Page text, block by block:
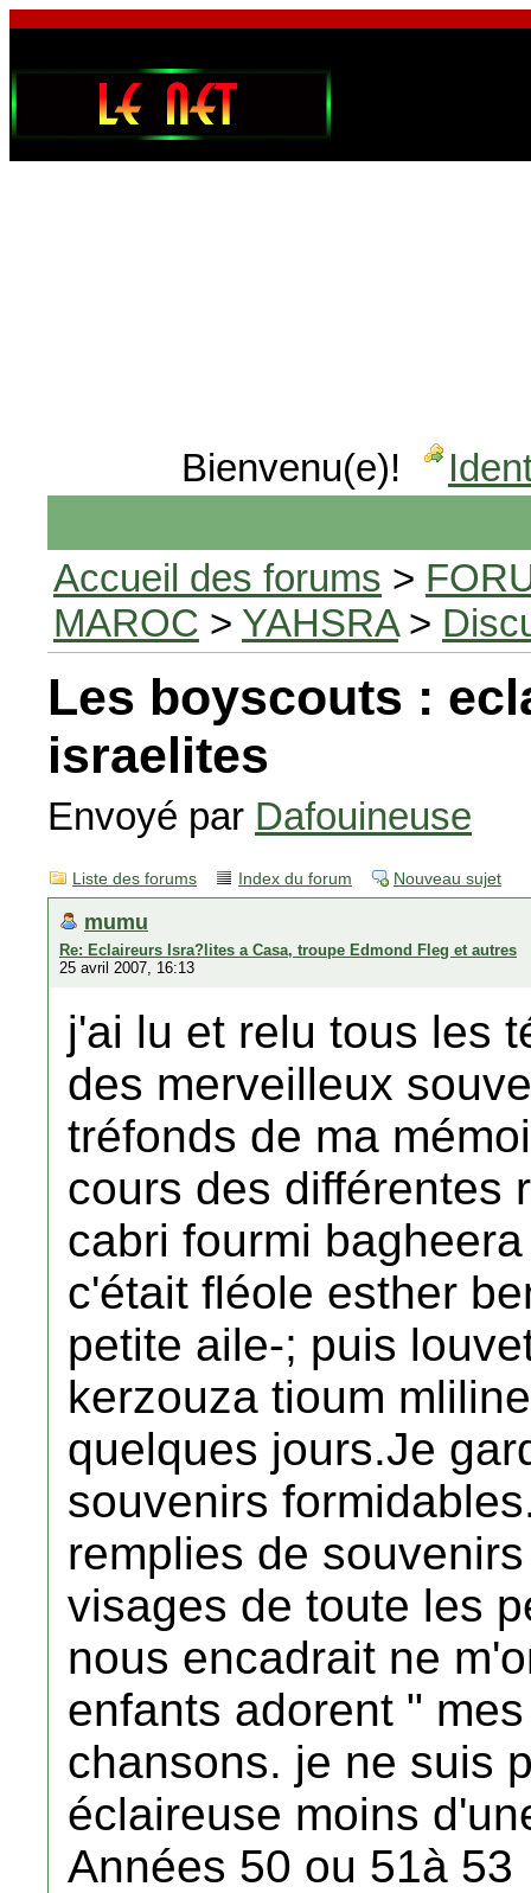
Bienvenu(e)!
Accueil des forums >
MAROC > YAHSRA>
Les boyscouts :
israelites
Envoyé par Dafouineuse
Liste des forums Index du forum Nouveau sujet
mumu
Re: Eclaireurs Isra?lites a Casa, troupe Edmond Fleg et autres
25 avril 2007, 16:13
j'ai lu et relu tous les
des merveilleux
tréfonds de ma
cours des différentes
cabri fourmi
c'était fléole esther
petite aile-; puis
kerzouza tioum
quelques jours.Je
souvenirs
remplies de
visages de toute les
nous encadrait ne
enfants adorent "
chansons. je ne suis
éclaireuse moins
Années 50 ou 51à 53